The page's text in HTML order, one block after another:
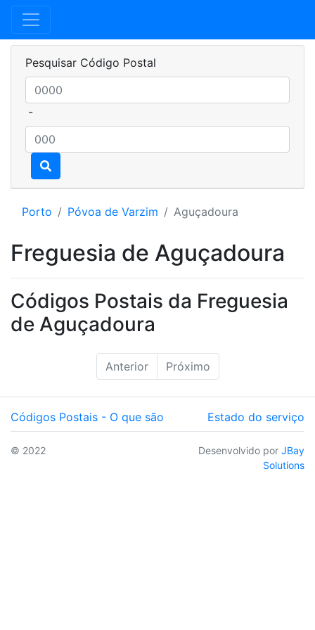
Pesquisar Código Postal
-
Porto Póvoa de Varzim Aguçadoura
Freguesia de Aguçadoura
Códigos Postais da Freguesia
de Aguçadoura
Anterior Próximo
Códigos Postais - O que são Estado do serviço
© 2022 Desenvolvido por JBay
Solutions